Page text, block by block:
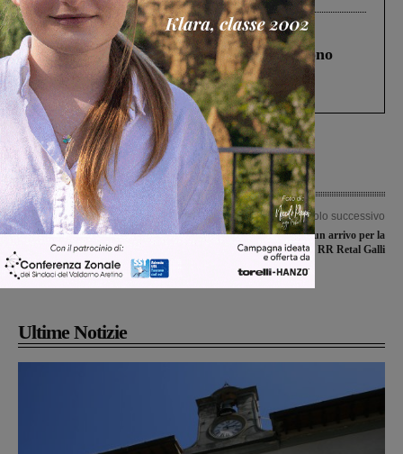
Cronaca 4 Agosto 2026
Un anno fa la strage in A1 in cui morirono
Gianni, Giulia e Franco. Lo schianto, il
processo, lo stop ai sorpassi fra tir....
Articolo precedente
Emergenza Coronavirus, ulteriore
chiusura dei fontanelli d’acqua e della
biblioteca. Gli orari degli uffici
comunali
Articolo successivo
Quattro conferme e un arrivo per la
RR Retal Galli
Ultime Notizie